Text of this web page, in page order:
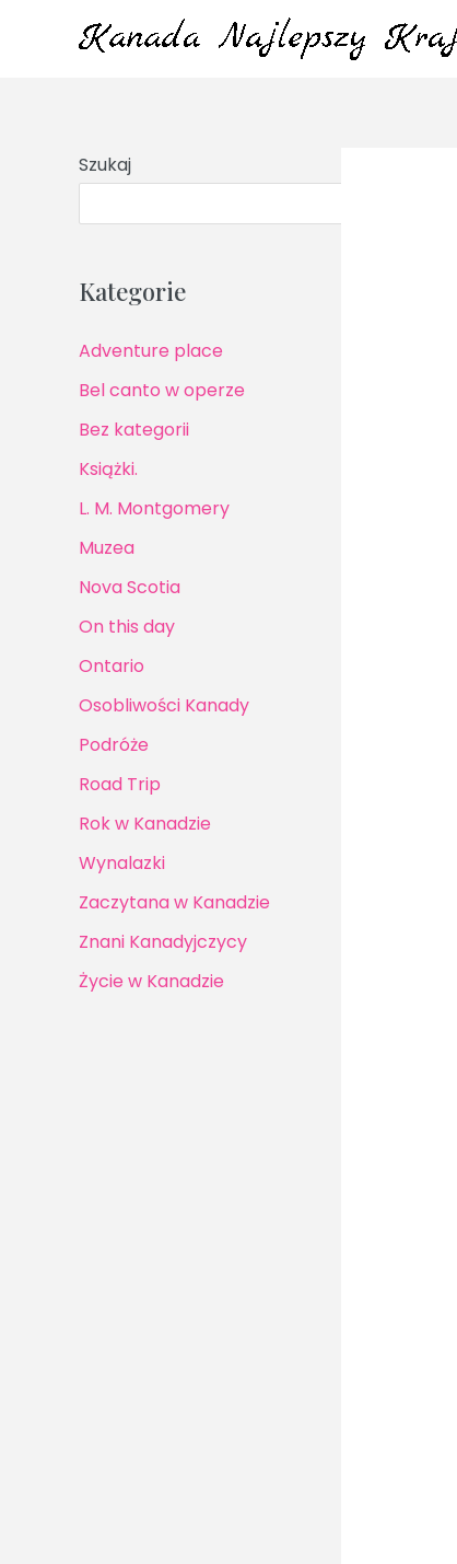
Szukaj
Kategorie
Adventure place
Bel canto w operze
Bez kategorii
Książki.
L. M. Montgomery
Muzea
Nova Scotia
On this day
Ontario
Osobliwości Kanady
Podróże
Road Trip
Rok w Kanadzie
Wynalazki
Zaczytana w Kanadzie
Znani Kanadyjczycy
Życie w Kanadzie